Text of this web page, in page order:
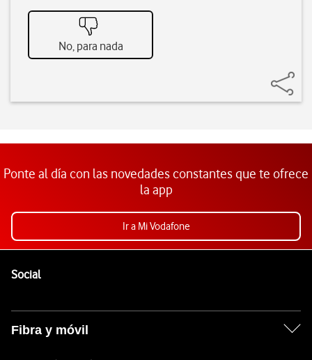
No, para nada
Ponte al día con las novedades constantes que te ofrece
la app
Ir a Mi Vodafone
SocialEnlaces a las redes sociales de Vodafone
Fibra y móvil